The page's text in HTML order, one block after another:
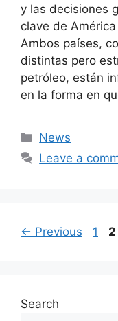
y las decisiones
clave de
Ambos países,
distintas pero
petróleo, están
en la forma en
Categories
News
Leave a
← Previous Page
1 2
Search